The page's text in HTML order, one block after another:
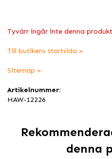
Tyvärr ingår inte denna
Till butikens startsida »
Sitemap »
Artikelnummer:
HAW-12226
denna